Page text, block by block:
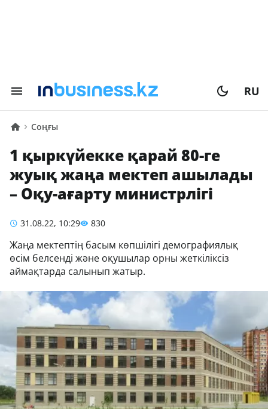
RU
Соңғы
1 қыркүйекке қарай 80-ге
жуық жаңа мектеп ашылады
– Оқу-ағарту министрлігі
31.08.22, 10:29 830
Жаңа мектептің басым көпшілігі демографиялық
өсім белсенді және оқушылар орны жеткіліксіз
аймақтарда салынып жатыр.